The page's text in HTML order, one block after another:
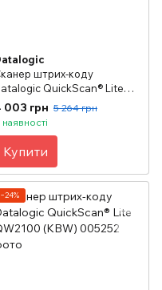
штрих-коду
QuickScan® Lite
(RS-232)
003 грн 5 264 грн
наявності
Купити
−24%